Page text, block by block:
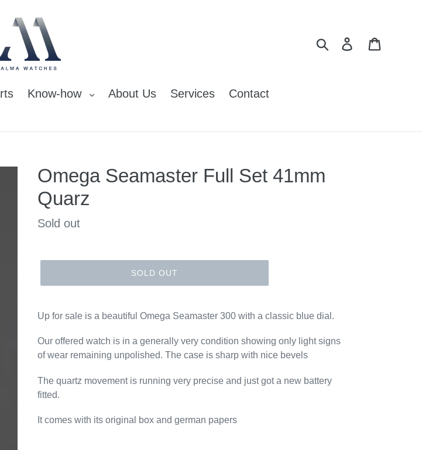
Search Log in
Know-how About Us Services Contact
Omega Seamaster Full Set 41mm
Quarz
Regular
Sold out
SOLD OUT
Up for sale is a beautiful Omega Seamaster 300 with a classic blue dial.
Our offered watch is in a generally very condition showing only light signs
of wear remaining unpolished. The case is sharp with nice bevels
The quartz movement is running very precise and just got a new battery
fitted.
It comes with its original box and german papers